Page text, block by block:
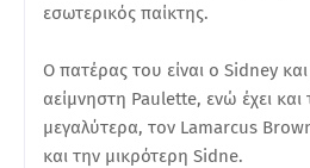
εσωτερικός παίκτης.
Ο πατέρας του είναι ο Sidney
αείμνηστη Paulette, ενώ έχει
μεγαλύτερα, τον Lamarcus
και την μικρότερη Sidne.